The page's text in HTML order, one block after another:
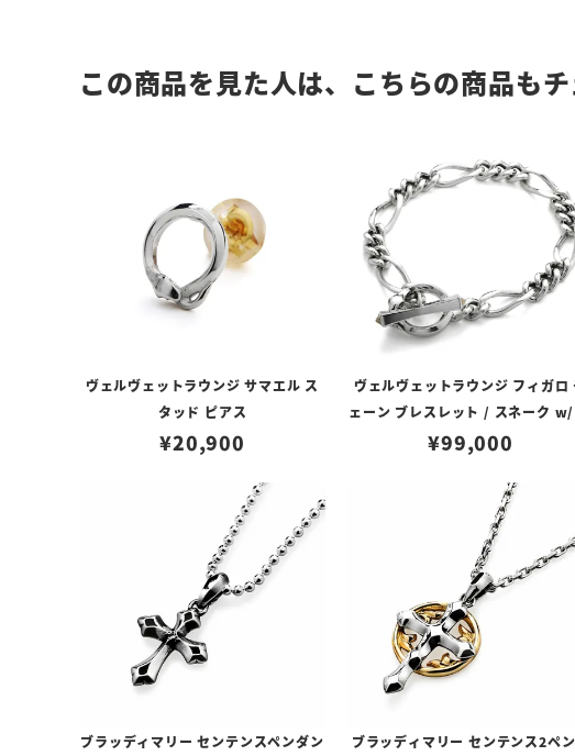
この商品を見た人は、こちらの商品も
ヴェルヴェットラウンジ サマエル ス
タッド ピアス
¥20,900
ヴェルヴェットラウンジ フィガロ
ェーン ブレスレット / スネーク
イヤモンド
¥99,000
ブラッディマリー センテンスペンダン ブラッディマリー センテンス2ペ